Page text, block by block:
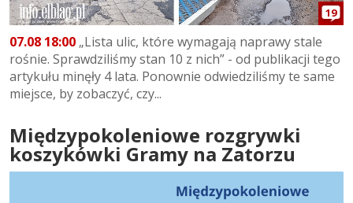
19
07.08 18:00 „Lista ulic, które wymagają naprawy stale
rośnie. Sprawdziliśmy stan 10 z nich” - od publikacji tego
artykułu minęły 4 lata. Ponownie odwiedziliśmy te same
miejsce, by zobaczyć, czy...
Międzypokoleniowe rozgrywki
koszykówki Gramy na Zatorzu